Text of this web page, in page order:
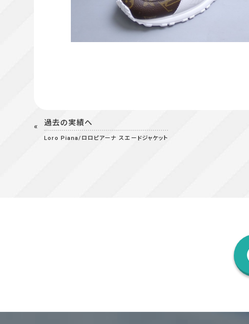
過去の実績へ
Loro Piana/ロロピアーナ スエードジャケット